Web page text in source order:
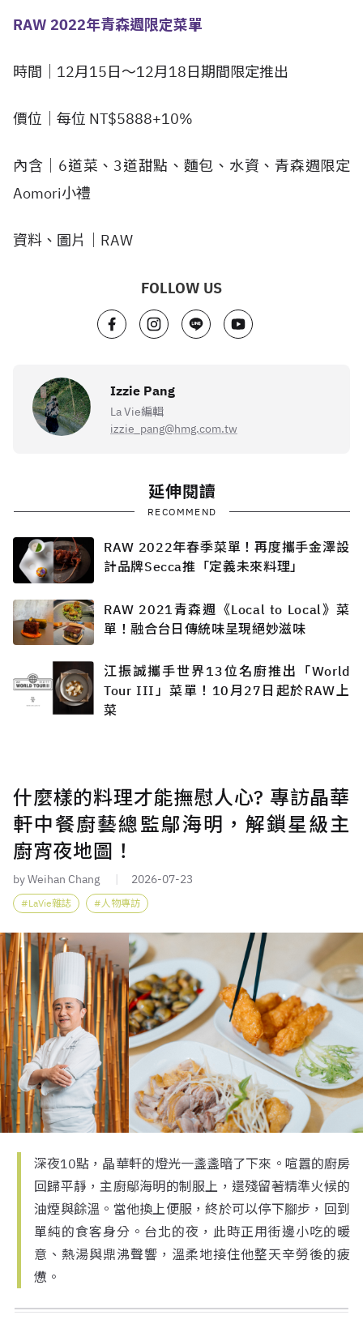
RAW 2022年青森週限定菜單
時間｜12月15日～12月18日期間限定推出
價位｜每位 NT$5888+10%
內含｜6道菜、3道甜點、麵包、水資、青森週限定
Aomori小禮
資料、圖片｜RAW
FOLLOW US
Izzie Pang
La Vie編輯
izzie_pang@hmg.com.tw
延伸閱讀
RECOMMEND
RAW 2022年春季菜單！再度攜手金澤設
計品牌Secca推「定義未來料理」
RAW 2021青森週《Local to Local》菜
單！融合台日傳統味呈現絕妙滋味
江振誠攜手世界13位名廚推出「World
Tour III」菜單！10月27日起於RAW上
菜
什麼樣的料理才能撫慰人心? 專訪晶華
軒中餐廚藝總監鄔海明，解鎖星級主
廚宵夜地圖！
by Weihan Chang 2026-07-23
LaVie雜誌 人物專訪
深夜10點，晶華軒的燈光一盞盞暗了下來。喧囂的廚房
回歸平靜，主廚鄔海明的制服上，還殘留著精準火候的
油煙與餘溫。當他換上便服，終於可以停下腳步，回到
單純的食客身分。台北的夜，此時正用街邊小吃的暖
意、熱湯與鼎沸聲響，溫柔地接住他整天辛勞後的疲
憊。